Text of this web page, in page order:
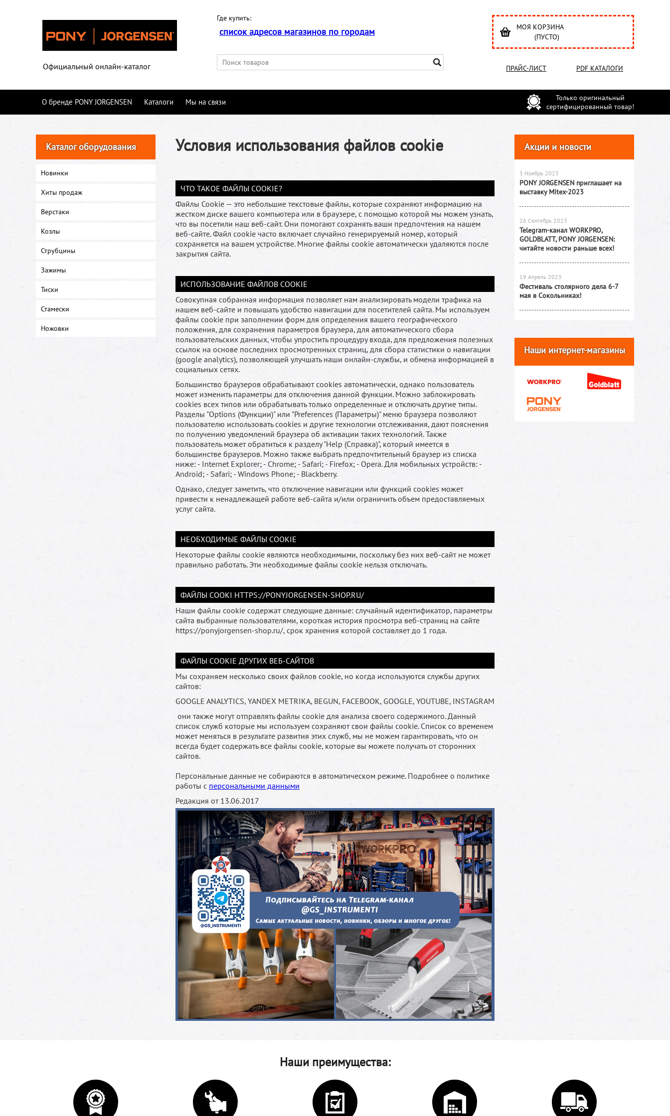
Официальный онлайн-каталог
Где купить:
список адресов магазинов по городам
МОЯ КОРЗИНА
(ПУСТО)
ПРАЙС-ЛИСТ PDF КАТАЛОГИ
О бренде PONY JORGENSEN Каталоги Мы на связи
Только оригинальный
сертифицированный товар!
Каталог оборудования
Новинки
Хиты продаж
Верстаки
Козлы
Струбцины
Зажимы
Тиски
Стамески
Ножовки
Условия использования файлов cookie
ЧТО ТАКОЕ ФАЙЛЫ COOKIE?
Файлы Cookie — это небольшие текстовые файлы, которые сохраняют информацию на
жестком диске вашего компьютера или в браузере, с помощью которой мы можем узнать,
что вы посетили наш веб-сайт. Они помогают сохранять ваши предпочтения на нашем
веб-сайте. Файл cookie часто включает случайно генерируемый номер, который
сохраняется на вашем устройстве. Многие файлы cookie автоматически удаляются после
закрытия сайта.
ИСПОЛЬЗОВАНИЕ ФАЙЛОВ COOKIE
Совокупная собранная информация позволяет нам анализировать модели трафика на
нашем веб-сайте и повышать удобство навигации для посетителей сайта. Мы используем
файлы cookie при заполнении форм для определения вашего географического
положения, для сохранения параметров браузера, для автоматического сбора
пользовательских данных, чтобы упростить процедуру входа, для предложения полезных
ссылок на основе последних просмотренных страниц, для сбора статистики о навигации
(google analytics), позволяющей улучшать наши онлайн-службы, и обмена информацией в
социальных сетях.
Большинство браузеров обрабатывают cookies автоматически, однако пользователь
может изменить параметры для отключения данной функции. Можно заблокировать
cookies всех типов или обрабатывать только определенные и отключать другие типы.
Разделы "Options (Функции)" или "Preferences (Параметры)" меню браузера позволяют
пользователю использовать cookies и другие технологии отслеживания, дают пояснения
по получению уведомлений браузера об активации таких технологий. Также
пользователь может обратиться к разделу "Help (Справка)", который имеется в
большинстве браузеров. Можно также выбрать предпочтительный браузер из списка
ниже: - Internet Explorer; - Chrome; - Safari; - Firefox; - Opera. Для мобильных устройств: -
Android; - Safari; - Windows Phone; - Blackberry.
Однако, следует заметить, что отключение навигации или функций cookies может
привести к ненадлежащей работе веб-сайта и/или ограничить объем предоставляемых
услуг сайта.
НЕОБХОДИМЫЕ ФАЙЛЫ COOKIE
Некоторые файлы cookie являются необходимыми, поскольку без них веб-сайт не может
правильно работать. Эти необходимые файлы cookie нельзя отключать.
ФАЙЛЫ COOKI HTTPS://PONYJORGENSEN-SHOP.RU/
Наши файлы cookie содержат следующие данные: случайный идентификатор, параметры
сайта выбранные пользователями, короткая история просмотра веб-страниц на сайте
https://ponyjorgensen-shop.ru/, срок хранения которой составляет до 1 года.
ФАЙЛЫ COOKIE ДРУГИХ ВЕБ-САЙТОВ
Мы сохраняем несколько своих файлов cookie, но когда используются службы других
сайтов:
GOOGLE ANALYTICS, YANDEX METRIKA, BEGUN, FACEBOOK, GOOGLE, YOUTUBE, INSTAGRAM
они также могут отправлять файлы cookie для анализа своего содержимого. Данный
список служб которые мы используем сохраняют свои файлы cookie. Список со временем
может меняться в результате развития этих служб, мы не можем гарантировать, что он
всегда будет содержать все файлы cookie, которые вы можете получать от сторонних
сайтов.
Персональные данные не собираются в автоматическом режиме. Подробнее о политике
работы с персональными данными
Редакция от 13.06.2017
Акции и новости
3 Ноябрь 2023
PONY JORGENSEN приглашает на
выставку Mitex-2023
26 Сентябрь 2023
Telegram-канал WORKPRO,
GOLDBLATT, PONY JORGENSEN:
читайте новости раньше всех!
19 Апрель 2023
Фестиваль столярного дела 6-7
мая в Сокольниках!
Наши интернет-магазины
Наши преимущества: